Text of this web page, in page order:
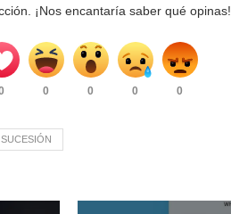
¡Nos encantaría saber qué opinas!
0 0 0 0
SUCESIÓN